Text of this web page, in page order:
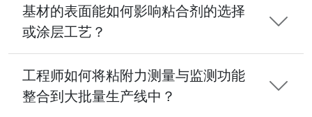
基材的表面能如何影响粘合剂的选择
或涂层工艺？
工程师如何将粘附力测量与监测功能
整合到大批量生产线中？